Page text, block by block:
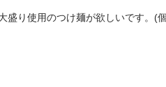
り使用のつけ麺が欲しいです。(